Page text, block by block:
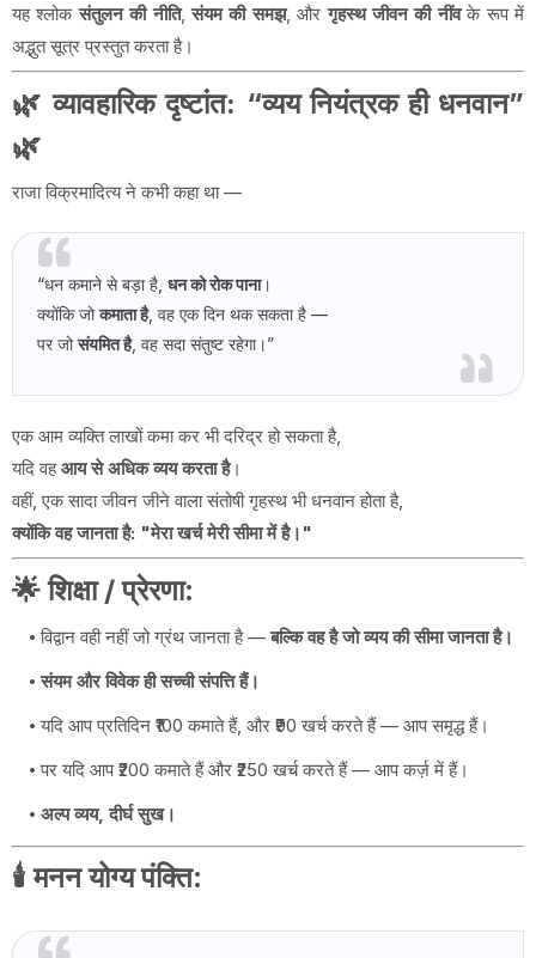
यह श्लोकसंतुलन की नीति,संयम की समझ, औरगृहस्थ जीवन की नींवके रूप में
अद्भुत सूत्र प्रस्तुत करता है।
🌿व्यावहारिक दृष्टांत: “व्यय नियंत्रक ही धनवान”
🌿
राजा विक्रमादित्य ने कभी कहा था —
“धन कमाने से बड़ा है, धन को रोक पाना।
क्योंकि जोकमाता है, वह एक दिन थक सकता है —
पर जोसंयमित है, वह सदा संतुष्ट रहेगा।”
एक आम व्यक्ति लाखों कमा कर भी दरिद्र हो सकता है,
यदि वहआय से अधिक व्यय करता है।
वहीं, एक सादा जीवन जीने वाला संतोषी गृहस्थ भी धनवान होता है,
क्योंकि वह जानता है: "मेरा खर्च मेरी सीमा में है।"
🌟शिक्षा / प्रेरणा:
विद्वान वही नहीं जो ग्रंथ जानता है —बल्कि वह है जो व्यय की सीमा जानता है।
संयम और विवेक ही सच्ची संपत्ति हैं।
यदि आप प्रतिदिन ₹100 कमाते हैं, और ₹90 खर्च करते हैं — आप समृद्ध हैं।
पर यदि आप ₹200 कमाते हैं और ₹250 खर्च करते हैं — आप कर्ज़ में हैं।
अल्प व्यय, दीर्घ सुख।
🕯️मनन योग्य पंक्ति: